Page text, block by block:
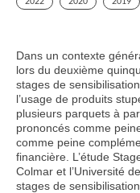
Dans un contexte
lors du deuxième
stages de
l’usage de produits
plusieurs parquets à
prononcés comme
comme peine
financière. L’étude
Colmar et l’Université
stages de